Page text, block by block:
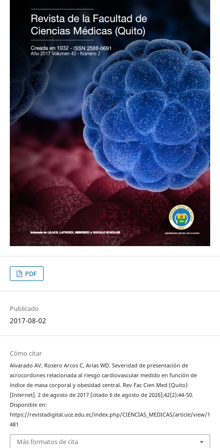
PDF
Publicado
2017-08-02
Cómo citar
Alvarado AV, Rosero Arcos C, Arias WD. Severidad de presentación de
acrocordones relacionada al riesgo cardiovascular medido en función de
índice de masa corporal y obesidad central. Rev Fac Cien Med (Quito)
[Internet]. 2 de agosto de 2017 [citado 6 de agosto de 2026];42(2):44-50.
Disponible en:
https://revistadigital.uce.edu.ec/index.php/CIENCIAS_MEDICAS/article/view/1
481
Más formatos de cita